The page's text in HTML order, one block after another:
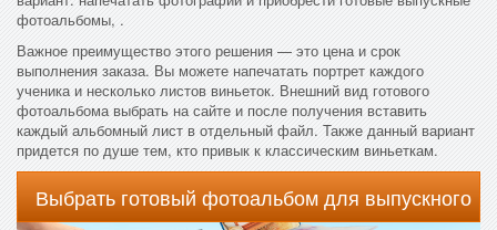
фотоальбомы, .
Важное преимущество этого решения — это цена и срок
выполнения заказа. Вы можете напечатать портрет каждого
ученика и несколько листов виньеток. Внешний вид готового
фотоальбома выбрать на сайте и после получения вставить
каждый альбомный лист в отдельный файл. Также данный вариант
придется по душе тем, кто привык к классическим виньеткам.
Выбрать готовый фотоальбом для выпускного